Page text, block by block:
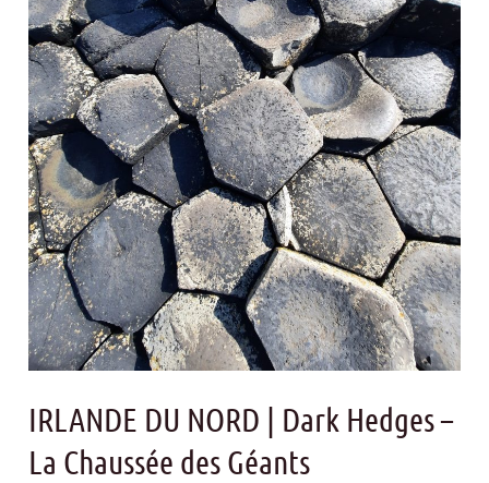
IRLANDE DU NORD | Dark Hedges –
La Chaussée des Géants
–
La
Chaussée
des
Géants